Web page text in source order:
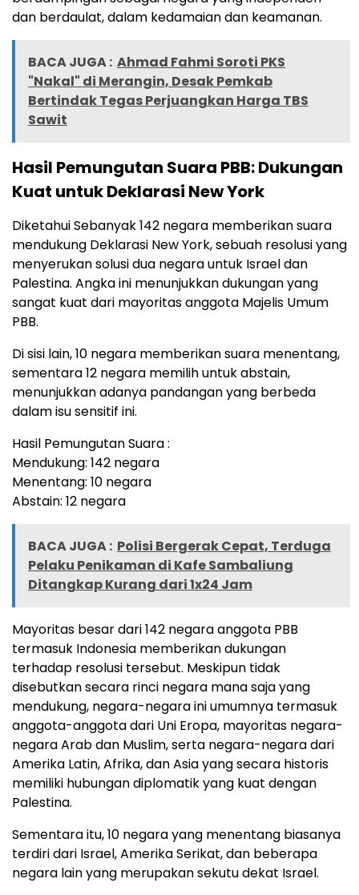
dan berdaulat, dalam kedamaian dan keamanan.
BACA JUGA : Ahmad Fahmi Soroti PKS
"Nakal" di Merangin, Desak Pemkab
Bertindak Tegas Perjuangkan Harga TBS
Sawit
Hasil Pemungutan Suara PBB: Dukungan
Kuat untuk Deklarasi New York
Diketahui Sebanyak 142 negara memberikan suara
mendukung Deklarasi New York, sebuah resolusi yang
menyerukan solusi dua negara untuk Israel dan
Palestina. Angka ini menunjukkan dukungan yang
sangat kuat dari mayoritas anggota Majelis Umum
PBB.
Di sisi lain, 10 negara memberikan suara menentang,
sementara 12 negara memilih untuk abstain,
menunjukkan adanya pandangan yang berbeda
dalam isu sensitif ini.
Hasil Pemungutan Suara :
Mendukung: 142 negara
Menentang: 10 negara
Abstain: 12 negara
BACA JUGA : Polisi Bergerak Cepat, Terduga
Pelaku Penikaman di Kafe Sambaliung
Ditangkap Kurang dari 1x24 Jam
Mayoritas besar dari 142 negara anggota PBB
termasuk Indonesia memberikan dukungan
terhadap resolusi tersebut. Meskipun tidak
disebutkan secara rinci negara mana saja yang
mendukung, negara-negara ini umumnya termasuk
anggota-anggota dari Uni Eropa, mayoritas negara-
negara Arab dan Muslim, serta negara-negara dari
Amerika Latin, Afrika, dan Asia yang secara historis
memiliki hubungan diplomatik yang kuat dengan
Palestina.
Sementara itu, 10 negara yang menentang biasanya
terdiri dari Israel, Amerika Serikat, dan beberapa
negara lain yang merupakan sekutu dekat Israel.